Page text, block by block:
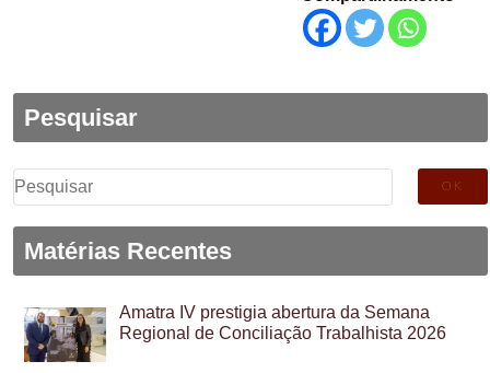
Pesquisar
Pesquisar
por:
Matérias Recentes
Amatra IV prestigia abertura da Semana
Regional de Conciliação Trabalhista 2026